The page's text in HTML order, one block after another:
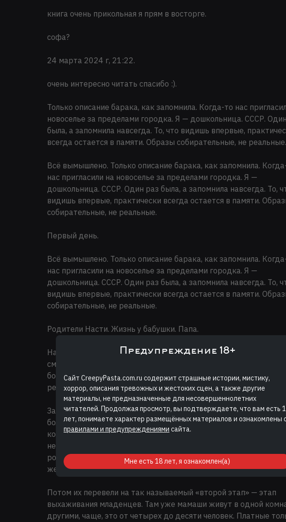
книга очень прикольная я прям в восторге.
софа?
24 марта 2024 г, 21:22.
очень интересно читать спасибо :).
Только описание барака, как запомнила. Когда-то нас
новоселье за пределами городка. Я — дошкольница. СССР.
была, а запомнила навсегда. То, что видишь впервые,
всегда остается в памяти. Образы собирательные, не реальные.
Всё вымышлено. Только описание барака, как запомнила.
нас пригласили на новоселье за пределами городка. Я —
дошкольница. СССР. Один раз была, а запомнила навсегда. То,
видишь впервые, практически всегда остается в памяти.
собирательные, не реальные.
Первый день.
Всё вымышлено. Только описание барака, как запомнила.
нас пригласили на новоселье за пределами городка. Я —
дошкольница. СССР. Один раз была, а запомнила навсегда. То,
видишь впервые, практически всегда остается в памяти.
собирательные, не реальные.
Родители Насти. Жизнь у бабушки. Папа.
Настенька родилась слабенькой девочкой. Её жизнь была на
смерти, и только сильно желание жить и помощь медиков,
боролись за ее жизнь, помогли молодому организму выжить. В
реанимации малышка пролежала неделю!
За это время мама ее не находила себе место. Ребёнка
больше походил на одного из брошенных «запелёнутых»
которых держали в отдельном помещении. Вечно плачущие и
несчастные. Вот уж кому в жизни не повезло. Как родишься, где
родишься, у кого родишься, те тебе и буду строить жизнь по
желанию или подобие, как когда-то растили их, нынешних
Потом их перевели на так называемый «второй этап» — этап
выхаживания младенцев. Там уже мамаши живут в одной
другими, чаще, это от четырех до десяти человек. Платные
Предупреждение 18+
Сайт CreepyPasta.com.ru содержит страшные истории, мистику,
хоррор, описания тревожных и жестоких сцен, а также другие
материалы, не предназначенные для несовершеннолетних
читателей. Продолжая просмотр, вы подтверждаете, что вам есть
лет, понимаете характер размещённых материалов и ознакомлены
правилами и предупреждениями сайта.
Мне есть 18 лет, я ознакомлен(а)